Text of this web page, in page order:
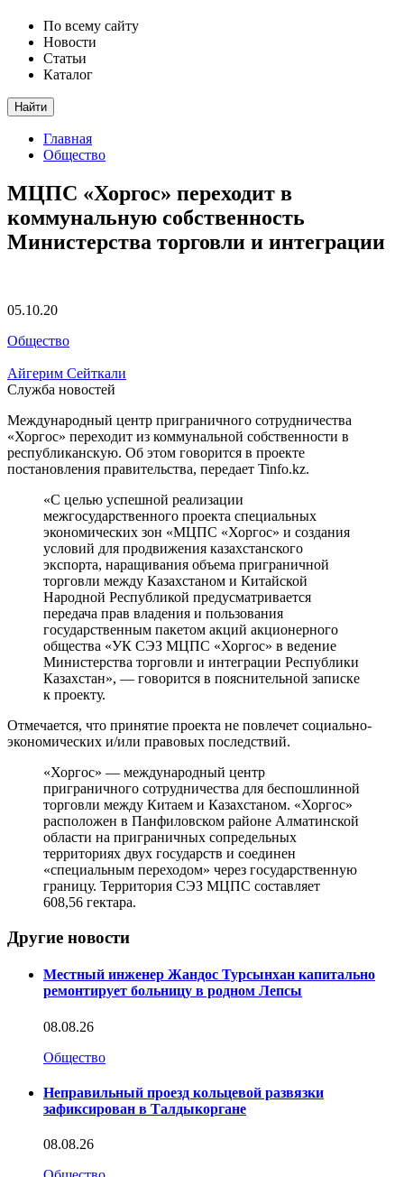
По всему сайту
Новости
Статьи
Каталог
Найти
Главная
Общество
МЦПС «Хоргос» переходит в
коммунальную собственность
Министерства торговли и интеграции
05.10.20
Общество
Айгерим Сейткали
Служба новостей
Международный центр приграничного сотрудничества
«Хоргос» переходит из коммунальной собственности в
республиканскую. Об этом говорится в проекте
постановления правительства, передает Tinfo.kz.
«С целью успешной реализации
межгосударственного проекта специальных
экономических зон «МЦПС «Хоргос» и создания
условий для продвижения казахстанского
экспорта, наращивания объема приграничной
торговли между Казахстаном и Китайской
Народной Республикой предусматривается
передача прав владения и пользования
государственным пакетом акций акционерного
общества «УК СЭЗ МЦПС «Хоргос» в ведение
Министерства торговли и интеграции Республики
Казахстан», — говорится в пояснительной записке
к проекту.
Отмечается, что принятие проекта не повлечет социально-
экономических и/или правовых последствий.
«Хоргос» — международный центр
приграничного сотрудничества для беспошлинной
торговли между Китаем и Казахстаном. «Хоргос»
расположен в Панфиловском районе Алматинской
области на приграничных сопредельных
территориях двух государств и соединен
«специальным переходом» через государственную
границу. Территория СЭЗ МЦПС составляет
608,56 гектара.
Другие новости
Местный инженер Жандос Турсынхан капитально
ремонтирует больницу в родном Лепсы
08.08.26
Общество
Неправильный проезд кольцевой развязки
зафиксирован в Талдыкоргане
08.08.26